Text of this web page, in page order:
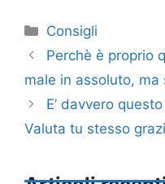
Categorie
Consigli
Perchè è proprio
male in assoluto,
E’ davvero
Valuta tu stesso